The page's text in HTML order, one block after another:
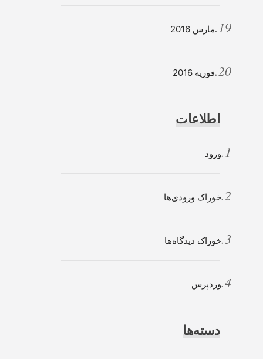
مارس 2016
فوریه 2016
اطلاعات
ورود
خوراک ورودی‌ها
خوراک دیدگاه‌ها
وردپرس
دسته‌ها